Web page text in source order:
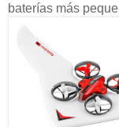
baterías más